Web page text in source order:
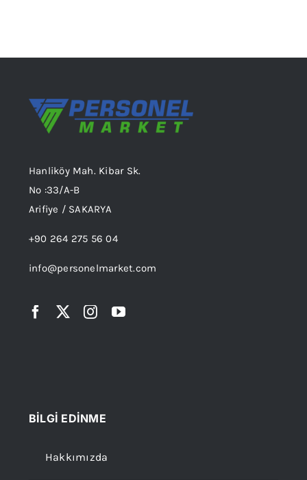
sayfasından
seçilebilir
Hanliköy Mah. Kibar Sk.
No :33/A-B
Arifiye / SAKARYA
+90 264 275 56 04
info@personelmarket.com
BİLGİ EDİNME
Hakkımızda